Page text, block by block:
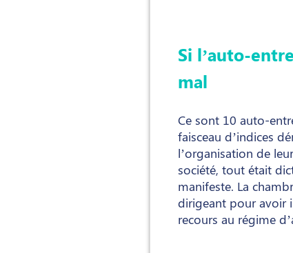
Si l’auto-
mal
Ce sont 10 auto-
faisceau d’indices
l’organisation de
société, tout était
manifeste. La
dirigeant pour avoir
recours au régime